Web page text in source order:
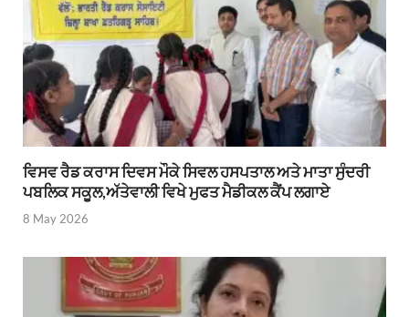
ਵਿਸਵ ਰੈਡ ਕਰਾਸ ਦਿਵਸ ਮੌਕੇ ਸਿਵਲ ਹਸਪਤਾਲ ਅਤੇ ਮਾਤਾ ਸੁੰਦਰੀ
ਪਬਲਿਕ ਸਕੂਲ,ਅੱਤੇਵਾਲੀ ਵਿਖੇ ਮੁਫਤ ਮੈਡੀਕਲ ਕੈਂਪ ਲਗਾਏ
8 May 2026